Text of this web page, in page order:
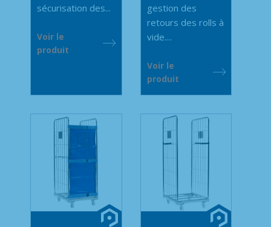
sécurisation des...
Voir le
produit
gestion des
retours des rolls à
vide....
Voir le
produit